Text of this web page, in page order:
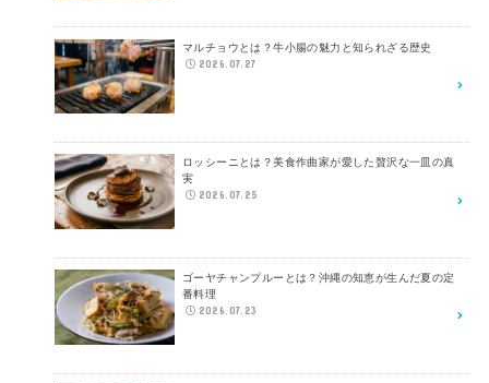
マルチョウとは？牛小腸の魅力と知られざる歴史
2026.07.27
ロッシーニとは？美食作曲家が愛した贅沢な一皿の真
実
2026.07.25
ゴーヤチャンプルーとは？沖縄の知恵が生んだ夏の定
番料理
2026.07.23